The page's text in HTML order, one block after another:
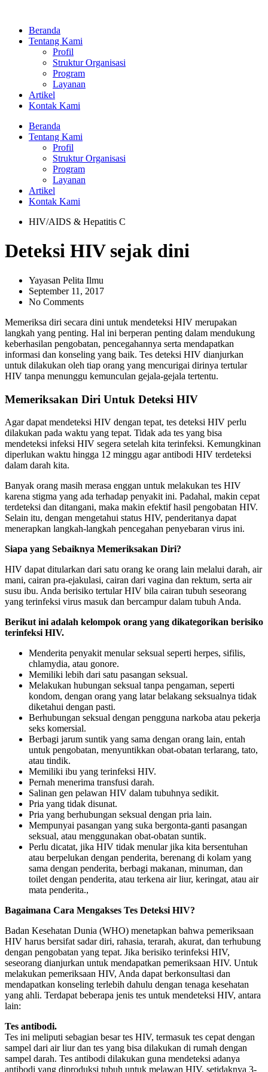
kontenBeranda
Tentang Kami
Profil
Struktur Organisasi
Program
Layanan
Artikel
Kontak Kami
Beranda
Tentang Kami
Profil
Struktur Organisasi
Program
Layanan
Artikel
Kontak Kami
HIV/AIDS & Hepatitis C
Deteksi HIV sejak dini
Yayasan Pelita Ilmu
September 11, 2017
No Comments
Memeriksa diri secara dini untuk mendeteksi HIV merupakan
langkah yang penting. Hal ini berperan penting dalam mendukung
keberhasilan pengobatan, pencegahannya serta mendapatkan
informasi dan konseling yang baik. Tes deteksi HIV dianjurkan
untuk dilakukan oleh tiap orang yang mencurigai dirinya tertular
HIV tanpa menunggu kemunculan gejala-gejala tertentu.
Memeriksakan Diri Untuk Deteksi HIV
Agar dapat mendeteksi HIV dengan tepat, tes deteksi HIV perlu
dilakukan pada waktu yang tepat. Tidak ada tes yang bisa
mendeteksi infeksi HIV segera setelah kita terinfeksi. Kemungkinan
diperlukan waktu hingga 12 minggu agar antibodi HIV terdeteksi
dalam darah kita.
Banyak orang masih merasa enggan untuk melakukan tes HIV
karena stigma yang ada terhadap penyakit ini. Padahal, makin cepat
terdeteksi dan ditangani, maka makin efektif hasil pengobatan HIV.
Selain itu, dengan mengetahui status HIV, penderitanya dapat
menerapkan langkah-langkah pencegahan penyebaran virus ini.
Siapa yang Sebaiknya Memeriksakan Diri?
HIV dapat ditularkan dari satu orang ke orang lain melalui darah, air
mani, cairan pra-ejakulasi, cairan dari vagina dan rektum, serta air
susu ibu. Anda berisiko tertular HIV bila cairan tubuh seseorang
yang terinfeksi virus masuk dan bercampur dalam tubuh Anda.
Berikut ini adalah kelompok orang yang dikategorikan berisiko
terinfeksi HIV.
Menderita penyakit menular seksual seperti herpes, sifilis,
chlamydia, atau gonore.
Memiliki lebih dari satu pasangan seksual.
Melakukan hubungan seksual tanpa pengaman, seperti
kondom, dengan orang yang latar belakang seksualnya tidak
diketahui dengan pasti.
Berhubungan seksual dengan pengguna narkoba atau pekerja
seks komersial.
Berbagi jarum suntik yang sama dengan orang lain, entah
untuk pengobatan, menyuntikkan obat-obatan terlarang, tato,
atau tindik.
Memiliki ibu yang terinfeksi HIV.
Pernah menerima transfusi darah.
Salinan gen pelawan HIV dalam tubuhnya sedikit.
Pria yang tidak disunat.
Pria yang berhubungan seksual dengan pria lain.
Mempunyai pasangan yang suka bergonta-ganti pasangan
seksual, atau menggunakan obat-obatan suntik.
Perlu dicatat, jika HIV tidak menular jika kita bersentuhan
atau berpelukan dengan penderita, berenang di kolam yang
sama dengan penderita, berbagi makanan, minuman, dan
toilet dengan penderita, atau terkena air liur, keringat, atau air
mata penderita.,
Bagaimana Cara Mengakses Tes Deteksi HIV?
Badan Kesehatan Dunia (WHO) menetapkan bahwa pemeriksaan
HIV harus bersifat sadar diri, rahasia, terarah, akurat, dan terhubung
dengan pengobatan yang tepat. Jika berisiko terinfeksi HIV,
seseorang dianjurkan untuk mendapatkan pemeriksaan HIV. Untuk
melakukan pemeriksaan HIV, Anda dapat berkonsultasi dan
mendapatkan konseling terlebih dahulu dengan tenaga kesehatan
yang ahli. Terdapat beberapa jenis tes untuk mendeteksi HIV, antara
lain:
Tes antibodi.
Tes ini meliputi sebagian besar tes HIV, termasuk tes cepat dengan
sampel dari air liur dan tes yang bisa dilakukan di rumah dengan
sampel darah. Tes antibodi dilakukan guna mendeteksi adanya
antibodi yang diproduksi tubuh untuk melawan HIV, setidaknya 3-